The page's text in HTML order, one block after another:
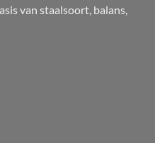
van staalsoort, balans,